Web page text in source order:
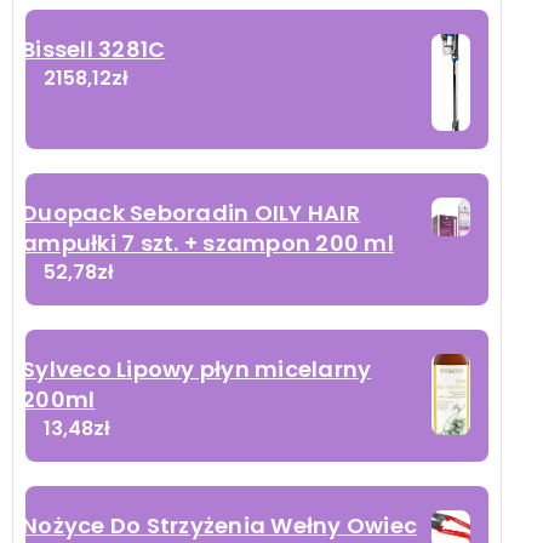
Bissell 3281C
2158,12zł
Duopack Seboradin OILY HAIR
ampułki 7 szt. + szampon 200 ml
52,78zł
Sylveco Lipowy płyn micelarny
200ml
13,48zł
Nożyce Do Strzyżenia Wełny Owiec